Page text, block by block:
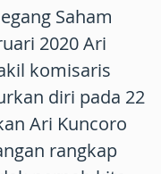
Saham
2020 Ari
komisaris
diri pada 22
Ari Kuncoro
rangkap